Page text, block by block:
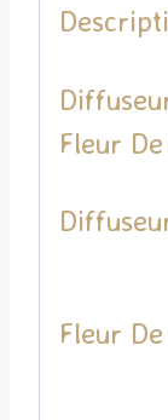
Fleur
Fleur